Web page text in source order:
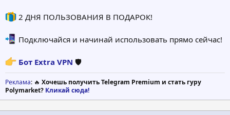
2 ДНЯ ПОЛЬЗОВАНИЯ В ПОДАРОК!
Подключайся и начинай использовать прямо сейчас!
Бот Extra VPN 🛡
Реклама: 🔥 Хочешь получить Telegram Premium и стать гуру
Polymarket? Кликай сюда!